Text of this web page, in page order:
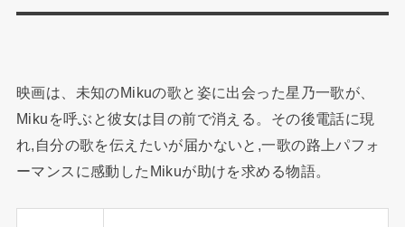
映画は、未知のMikuの歌と姿に出会った星乃一歌が、
Mikuを呼ぶと彼女は目の前で消える。その後電話に現
れ,自分の歌を伝えたいが届かないと,一歌の路上パフォ
ーマンスに感動したMikuが助けを求める物語。